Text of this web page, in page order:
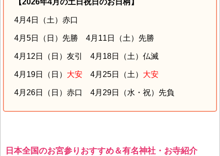
4月4日（土）赤口
4月5日（日）先勝 4月11日（土）先勝
4月12日（日）友引 4月18日（土）仏滅
4月19日（日） 大安 4月25日（土） 大安
4月26日（日）赤口 4月29日（水・祝）先負
日本全国のお宮参りおすすめ＆有名神社・お寺紹介